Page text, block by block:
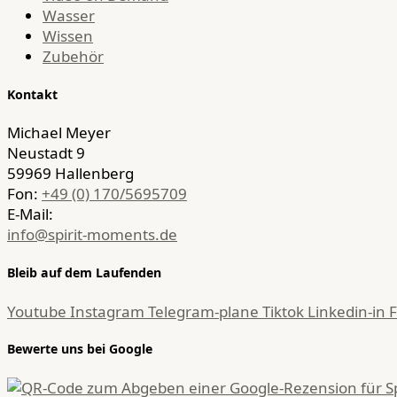
Wasser
Wissen
Zubehör
Kontakt
Michael Meyer
Neustadt 9
59969 Hallenberg
Fon: +49 (0) 170/5695709
E-Mail:
info@spirit-moments.de
Bleib auf dem Laufenden
Youtube Instagram Telegram-plane Tiktok Linkedin-in
Bewerte uns bei Google